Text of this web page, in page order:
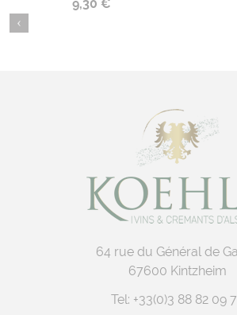
9,30 €
64 rue du Général de
67600 Kintzheim
Tel: +33(0)3 88 82 09